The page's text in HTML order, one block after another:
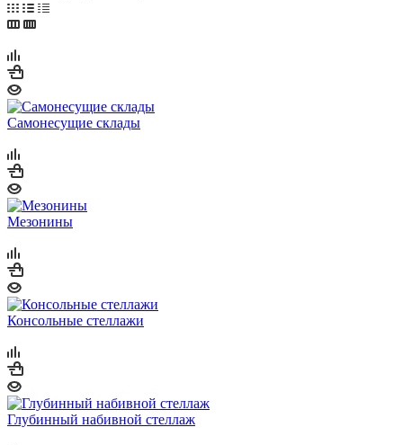
Самонесущие склады
Мезонины
Консольные стеллажи
Глубинный набивной стеллаж